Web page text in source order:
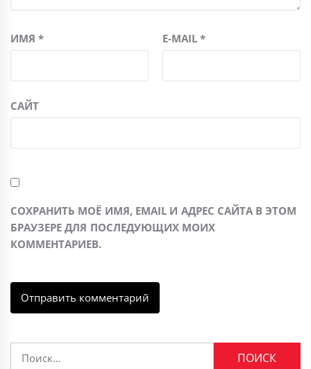
ИМЯ* E-MAIL*
САЙТ
СОХРАНИТЬ МОЁ ИМЯ, EMAIL И АДРЕС САЙТА В ЭТОМ
БРАУЗЕРЕ ДЛЯ ПОСЛЕДУЮЩИХ МОИХ
КОММЕНТАРИЕВ.
Найти: